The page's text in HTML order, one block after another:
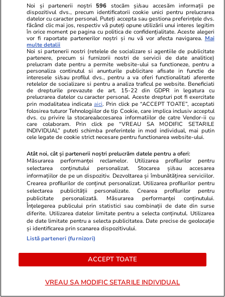
Horoscop 19 iulie 2026.
Săgetătorii ar fi bine să
selecteze activități plăcute,
relaxante, care să îi inspire, ca
să poată face față provocărilor
Vacanțe și Cultură 17 iul.
Ce nume se sărbătoresc de
Sfântul Ilie. Cui îi spunem La
Mulți Ani
Lifestyle 17 iul.
Cum păstrăm verdețurile
proaspete ca să reziste o
săptămână
Noi și partenerii noștri 596 stocăm și/sau accesăm informații pe
dispozitivul dvs., precum identificatorii cookie unici pentru prelucrarea
datelor cu caracter personal. Puteți accepta sau gestiona preferințele dvs.
făcând clic mai jos, respectiv vă puteți opune utilizării unui interes legitim
în orice moment pe pagina cu politica de confidențialitate. Aceste alegeri
vor fi raportate partenerilor noștri și nu vă vor afecta navigarea. Mai
multe detalii
Noi si partenerii nostri (retelele de socializare si agentiile de publicitate
partenere, precum si furnizorii nostri de servicii de date analitice)
prelucram date pentru a permite website-ului sa functioneze, pentru a
personaliza continutul si anunturile publicitare afisate in functie de
interesele si/sau profilul dvs., pentru a va oferi functionalitati aferente
retelelor de socializare si pentru a analiza traficul pe website. Beneficiati
de drepturile prevazute de art. 15-22 din GDPR in legatura cu
prelucrarea datelor cu caracter personal. Aceste drepturi pot fi exercitate
prin modalitatea indicataaici. Prin click pe “ACCEPT TOATE”, acceptati
folosirea tuturor Tehnologiilor de tip Cookie, care implica inclusiv acceptul
dvs. cu privire la stocarea/accesarea informatiilor de catre Vendor-ii cu
care colaboram. Prin click pe “VREAU SA MODIFIC SETARILE
INDIVIDUAL” puteti schimba preferintele in mod individual, mai putin
cele legate de cookie strict necesare pentru functionarea website-ului.
Atât noi, cât și partenerii noștri prelucrăm datele pentru a oferi:
Măsurarea performanței reclamelor. Utilizarea profilurilor pentru
selectarea conținutului personalizat. Stocarea și/sau accesarea
informațiilor de pe un dispozitiv. Dezvoltarea și îmbunătățirea serviciilor.
Crearea profilurilor de conținut personalizat. Utilizarea profilurilor pentru
selectarea publicității personalizate. Crearea profilurilor pentru
publicitate personalizată. Măsurarea performanței conținutului.
Înțelegerea publicului prin statistici sau combinații de date din surse
diferite. Utilizarea datelor limitate pentru a selecta conținutul. Utilizarea
de date limitate pentru a selecta publicitatea. Date precise de geolocație
și identificarea prin scanarea dispozitivului.
Listă parteneri (furnizori)
ACCEPT TOATE
VREAU SA MODIFIC SETARILE INDIVIDUAL